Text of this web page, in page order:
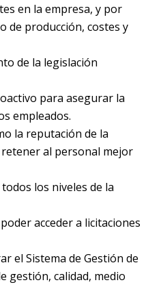
en la empresa, y por
de producción, costes y
de la legislación
para asegurar la
empleados.
la reputación de la
al personal mejor
los niveles de la
acceder a licitaciones
el Sistema de Gestión de
gestión, calidad, medio